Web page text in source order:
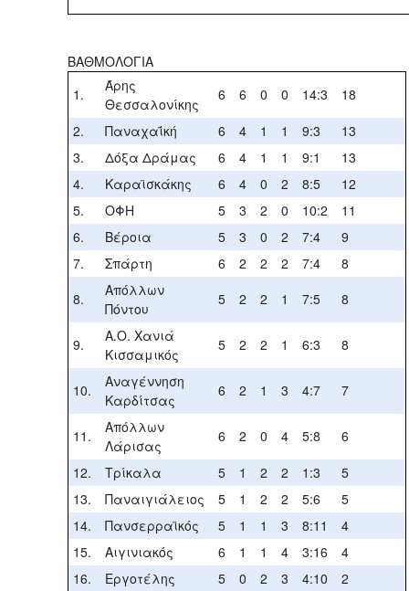
ΒΑΘΜΟΛΟΓΙΑ
1.
Άρης
Θεσσαλονίκης
6 6 0 0 14:3
18
2.
Παναχαΐκή 6 4 1 1 9:3
13
3.
Δόξα Δράμας 6 4 1 1 9:1
13
4.
Καραϊσκάκης 6 4 0 2 8:5
12
5.
ΟΦΗ 5 3 2 0 10:2
11
6.
Βέροια 5 3 0 2 7:4
9
7.
Σπάρτη 6 2 2 2 7:4
8
8.
Απόλλων
Πόντου
5 2 2 1 7:5 8
9.
Α.Ο. Χανιά
Κισσαμικός
5 2 2 1 6:3 8
10.
Αναγέννηση
Καρδίτσας
6 2 1 3 4:7 7
11.
Απόλλων
Λάρισας
6 2 0 4 5:8
6
12.
Τρίκαλα 5 1 2 2 1:3
5
13.
Παναιγιάλειος 5 1 2 2 5:6
5
14.
Πανσερραϊκός 5 1 1 3 8:11
4
15.
Αιγινιακός 6 1 1 4 3:16
4
16.
Εργοτέλης 5 0 2 3 4:10 2